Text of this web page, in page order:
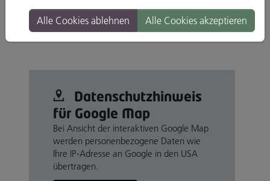
Bajuwarenstr. 2, 93047 Regensburg
Branche: Foto, Technik & Elektro
Standort: Altstadt
Datenschutz­hinweis
für Google Map
Bei Ansicht der interaktiven Google Map
werden personenbezogene Daten wie
Ihre IP-Adresse an Google in den USA
übertragen.
Alle Cookies ablehnen Alle Cookies akzeptieren